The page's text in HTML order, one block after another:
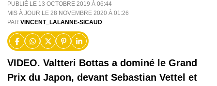
PUBLIÉ LE 13 OCTOBRE 2019 À 06:44
MIS À JOUR LE 28 NOVEMBRE 2020 À 01:26
PAR VINCENT_LALANNE-SICAUD
VIDEO. Valtteri Bottas a dominé le Grand
Prix du Japon, devant Sebastian Vettel et